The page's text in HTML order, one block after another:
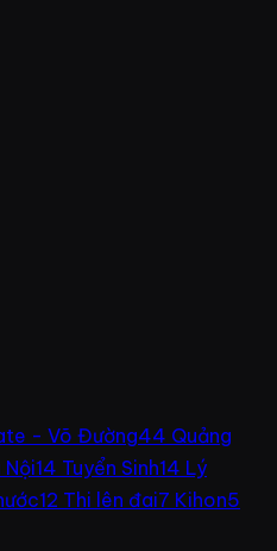
- Võ Đường44 Quảng
Nội14 Tuyển Sinh14 Lý
12 Thi lên đai7 Kihon5